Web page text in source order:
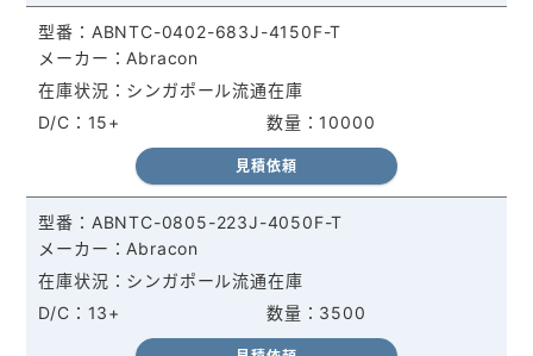
ABNTC-0402-683J-4150F-T
Abracon
10000
シンガポール流通在庫
15+
見積依頼
ABNTC-0805-223J-4050F-T
Abracon
3500
シンガポール流通在庫
13+